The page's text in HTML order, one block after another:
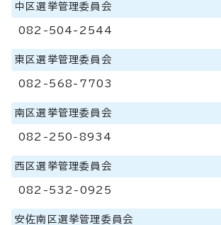
中区選挙管理委員会
082-504-2544
東区選挙管理委員会
082-568-7703
南区選挙管理委員会
082-250-8934
西区選挙管理委員会
082-532-0925
安佐南区選挙管理委員会